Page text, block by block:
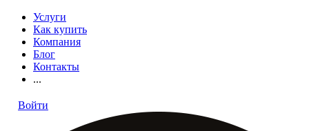
Услуги
Как купить
Компания
Блог
Контакты
...
Войти